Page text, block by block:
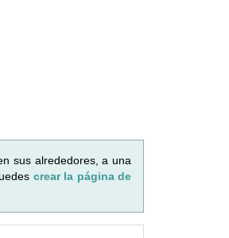
sus alrededores, a una
crear la página de